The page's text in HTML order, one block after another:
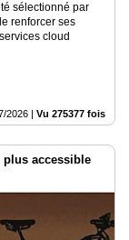
sélectionné par
renforcer ses
cloud
2026 | Vu 275377 fois
plus accessible